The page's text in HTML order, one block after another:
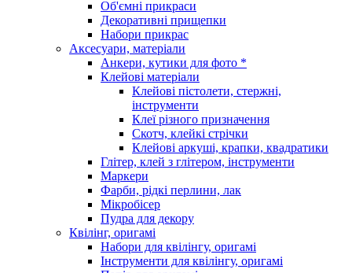
Об'ємні прикраси
Декоративні прищепки
Набори прикрас
Аксесуари, матеріали
Анкери, кутики для фото *
Клейові матеріали
Клейові пістолети, стержні,
інструменти
Клеї різного призначення
Скотч, клейкі стрічки
Клейові аркуші, крапки, квадратики
Глітер, клей з глітером, інструменти
Маркери
Фарби, рідкі перлини, лак
Мікробісер
Пудра для декору
Квілінг, оригамі
Набори для квілінгу, оригамі
Інструменти для квілінгу, оригамі